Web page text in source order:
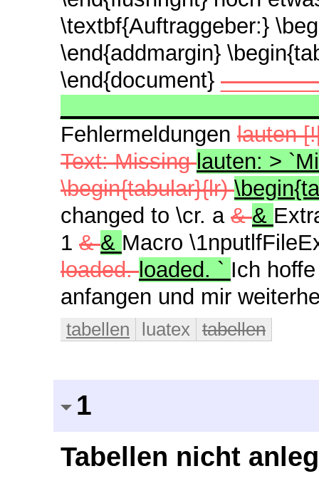
\textbf{Auftraggeber:}
\end{addmargin}
\end{document}
Fehlermeldungen lauten
Text: Missing lauten: >
\begin{tabular}{lr)
changed to \cr. a &&
1 && Macro
loaded. loaded. ` Ich
anfangen und mir
tabellen luatex tabellen
1
Tabellen nicht